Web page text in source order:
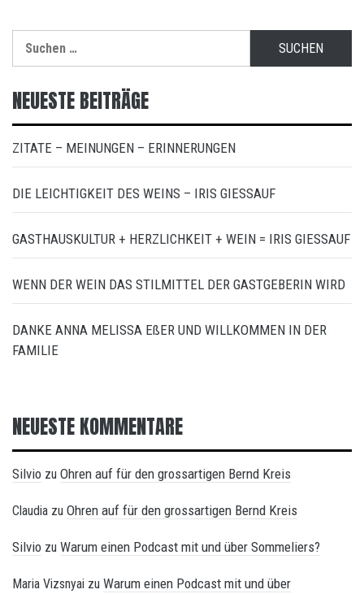
nach:
NEUESTE BEITRÄGE
ZITATE – MEINUNGEN – ERINNERUNGEN
DIE LEICHTIGKEIT DES WEINS – IRIS GIESSAUF
GASTHAUSKULTUR + HERZLICHKEIT + WEIN = IRIS GIESSAUF
WENN DER WEIN DAS STILMITTEL DER GASTGEBERIN WIRD
DANKE ANNA MELISSA EßER UND WILLKOMMEN IN DER
FAMILIE
NEUESTE KOMMENTARE
Silvio zu Ohren auf für den grossartigen Bernd Kreis
Claudia zu Ohren auf für den grossartigen Bernd Kreis
Silvio zu Warum einen Podcast mit und über Sommeliers?
Maria Vizsnyai zu Warum einen Podcast mit und über